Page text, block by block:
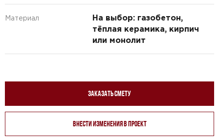
Материал
На выбор: газобетон,
тёплая керамика, кирпич
или монолит
Заказать смету
Внести изменения в проект